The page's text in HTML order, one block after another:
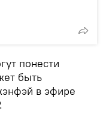
понести
быть
в эфире